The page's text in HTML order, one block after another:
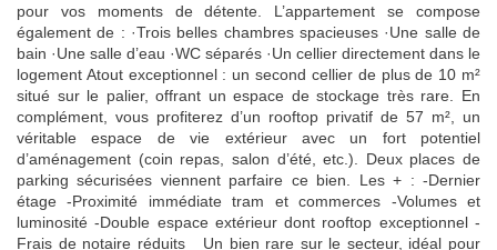
pour vos moments de détente. L’appartement se compose
également de : ·Trois belles chambres spacieuses ·Une salle de
bain ·Une salle d’eau ·WC séparés ·Un cellier directement dans le
logement Atout exceptionnel : un second cellier de plus de 10 m²
situé sur le palier, offrant un espace de stockage très rare. En
complément, vous profiterez d’un rooftop privatif de 57 m², un
véritable espace de vie extérieur avec un fort potentiel
d’aménagement (coin repas, salon d’été, etc.). Deux places de
parking sécurisées viennent parfaire ce bien. Les + : -Dernier
étage -Proximité immédiate tram et commerces -Volumes et
luminosité -Double espace extérieur dont rooftop exceptionnel -
Frais de notaire réduits Un bien rare sur le secteur, idéal pour